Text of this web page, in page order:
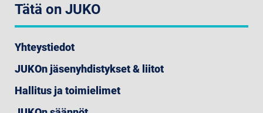
Tätä on JUKO
Yhteystiedot
JUKOn jäsenyhdistykset & liitot
Hallitus ja toimielimet